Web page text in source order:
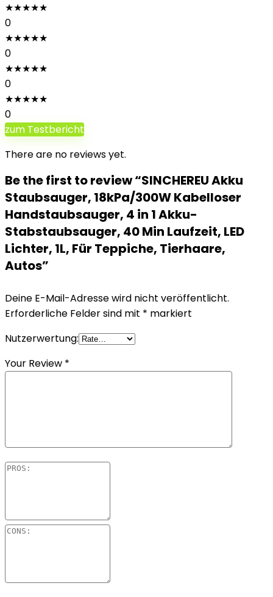
★★★★★
0
★★★★★
0
★★★★★
0
★★★★★
0
zum Testbericht
There are no reviews yet.
Be the first to review “SINCHEREU Akku
Staubsauger, 18kPa/300W Kabelloser
Handstaubsauger, 4 in 1 Akku-
Stabstaubsauger, 40 Min Laufzeit, LED
Lichter, 1L, Für Teppiche, Tierhaare,
Autos”
Deine E-Mail-Adresse wird nicht veröffentlicht.
Erforderliche Felder sind mit * markiert
Nutzerwertung:
Your Review *